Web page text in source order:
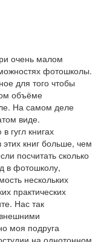
очень малом
фотошколы.
для того чтобы
объёме
На самом деле
виде.
гугл книгах
книг больше, чем
посчитать сколько
в фотошколу,
нескольких
практических
Нас так
моя подруга